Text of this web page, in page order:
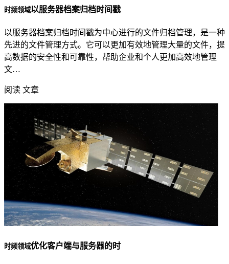
时频领域以服务器档案归档时间戳
以服务器档案归档时间戳为中心进行的文件归档管理，是一种
先进的文件管理方式。它可以更加有效地管理大量的文件，提
高数据的安全性和可靠性，帮助企业和个人更加高效地管理
文…
阅读 文章
时频领域优化客户端与服务器的时